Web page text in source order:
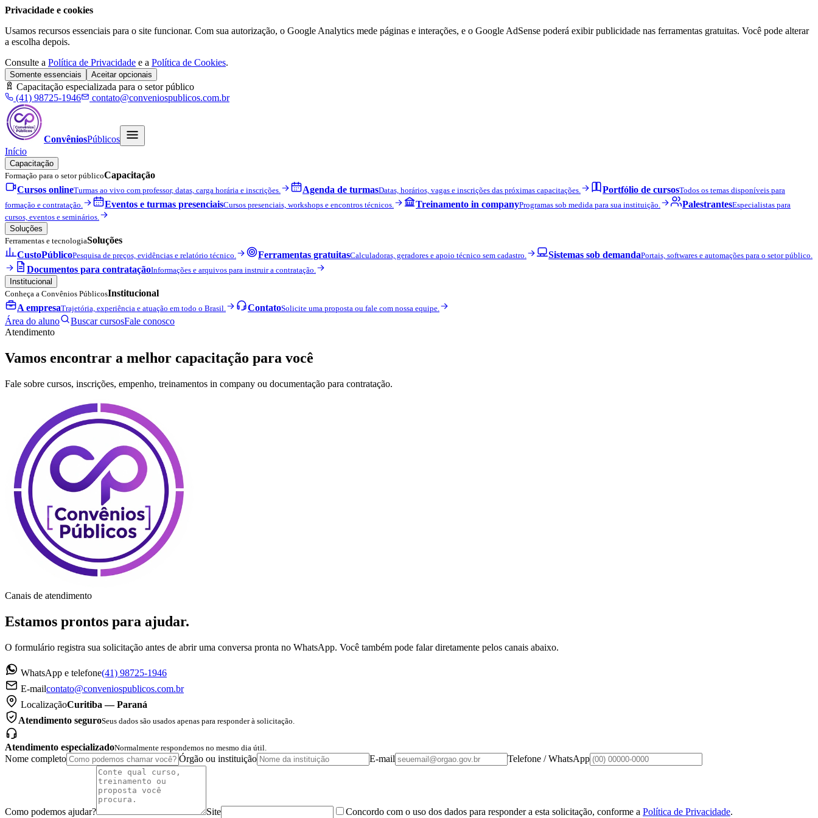
Privacidade e cookies
Usamos recursos essenciais para o site funcionar. Com sua autorização, o Google Analytics mede páginas e interações, e o Google AdSense poderá exibir publicidade nas ferramentas gratuitas. Você pode alterar
a escolha depois.
Consulte a Política de Privacidade e a Política de Cookies.
Somente essenciais Aceitar opcionais
Capacitação especializada para o setor público
(41) 98725-1946
contato@conveniospublicos.com.br
ConvêniosPúblicos
Início
Capacitação
Formação para o setor públicoCapacitação
Cursos onlineTurmas ao vivo com professor, datas, carga horária e inscrições. Agenda de turmasDatas, horários, vagas e inscrições das próximas capacitações. Portfólio de cursosTodos os temas disponíveis para
formação e contratação.
Eventos e turmas presenciaisCursos presenciais, workshops e encontros técnicos. Treinamento in companyProgramas sob medida para sua instituição. PalestrantesEspecialistas para
cursos, eventos e seminários.
Soluções
Ferramentas e tecnologiaSoluções
CustoPúblicoPesquisa de preços, evidências e relatório técnico. Ferramentas gratuitasCalculadoras, geradores e apoio técnico sem cadastro. Sistemas sob demandaPortais, softwares e automações para o setor público.
Documentos para contrataçãoInformações e arquivos para instruir a contratação.
Institucional
Conheça a Convênios PúblicosInstitucional
A empresaTrajetória, experiência e atuação em todo o Brasil. ContatoSolicite uma proposta ou fale com nossa equipe.
Área do aluno Buscar cursosFale conosco
Atendimento
Vamos encontrar a melhor capacitação para você
Fale sobre cursos, inscrições, empenho, treinamentos in company ou documentação para contratação.
Canais de atendimento
Estamos prontos para ajudar.
O formulário registra sua solicitação antes de abrir uma conversa pronta no WhatsApp. Você também pode falar diretamente pelos canais abaixo.
WhatsApp e telefone(41) 98725-1946
E-mailcontato@conveniospublicos.com.br
LocalizaçãoCuritiba — Paraná
Atendimento seguroSeus dados são usados apenas para responder à solicitação.
Atendimento especializadoNormalmente respondemos no mesmo dia útil.
Nome completo Órgão ou instituição E-mail Telefone / WhatsApp
Como podemos ajudar? Site Concordo com o uso dos dados para responder a esta solicitação, conforme a Política de Privacidade.